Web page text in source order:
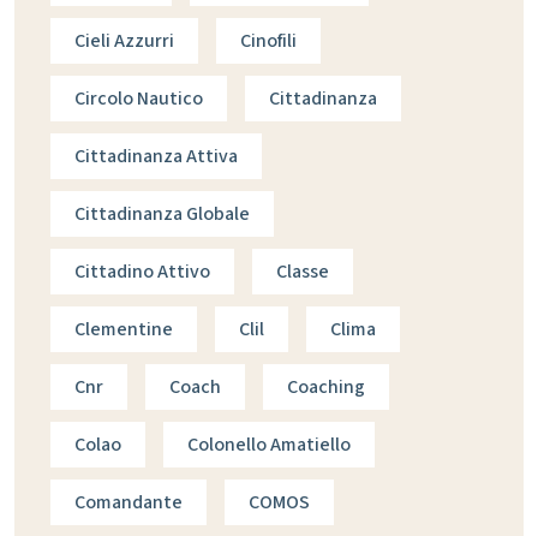
Cieli Azzurri Cinofili
Circolo Nautico Cittadinanza
Cittadinanza Attiva
Cittadinanza Globale
Cittadino Attivo Classe
Clementine Clil Clima
Cnr Coach Coaching
Colao Colonello Amatiello
Comandante COMOS